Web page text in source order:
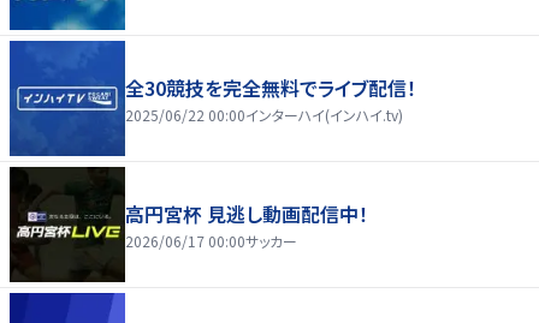
全30競技を完全無料でライブ配信！
2025/06/22 00:00インターハイ(インハイ.tv)
高円宮杯 見逃し動画配信中！
2026/06/17 00:00サッカー